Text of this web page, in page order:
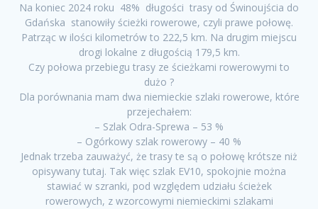
Na koniec 2024 roku 48% długości trasy od Świnoujścia do
Gdańska stanowiły ścieżki rowerowe, czyli prawe połowę.
Patrząc w ilości kilometrów to 222,5 km. Na drugim miejscu
drogi lokalne z długością 179,5 km.
Czy połowa przebiegu trasy ze ścieżkami rowerowymi to
dużo ?
Dla porównania mam dwa niemieckie szlaki rowerowe, które
przejechałem:
– Szlak Odra-Sprewa – 53 %
– Ogórkowy szlak rowerowy – 40 %
Jednak trzeba zauważyć, że trasy te są o połowę krótsze niż
opisywany tutaj. Tak więc szlak EV10, spokojnie można
stawiać w szranki, pod względem udziału ścieżek
rowerowych, z wzorcowymi niemieckimi szlakami